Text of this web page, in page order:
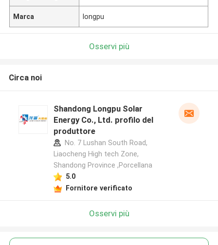
Marca longpu
Osservi più
Circa noi
Shandong Longpu Solar
Energy Co., Ltd. profilo del
produttore
No. 7 Lushan South Road,
Liaocheng High tech Zone,
Shandong Province ,Porcellana
5.0
Fornitore verificato
Osservi più